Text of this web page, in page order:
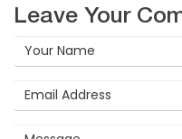
Leave Your